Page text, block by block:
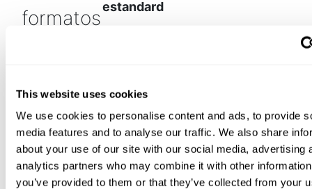
This website uses cookies
We use cookies to personalise content and ads, to provide
media features and to analyse our traffic. We also share
about your use of our site with our social media, advertising
analytics partners who may combine it with other
you’ve provided to them or that they’ve collected from your
formatosestandard
Penne